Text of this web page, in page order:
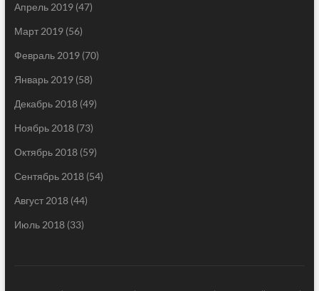
Апрель 2019(47)
Март 2019(56)
Февраль 2019(70)
Январь 2019(58)
Декабрь 2018(49)
Ноябрь 2018(73)
Октябрь 2018(59)
Сентябрь 2018(54)
Август 2018(44)
Июль 2018(33)